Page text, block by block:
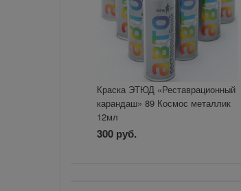
Краска ЭТЮД «Реставрационный
карандаш» 89 Космос металлик
12мл
300 руб.